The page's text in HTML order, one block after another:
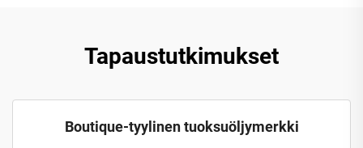
Tapaustutkimukset
Boutique-tyylinen tuoksuöljymerkki